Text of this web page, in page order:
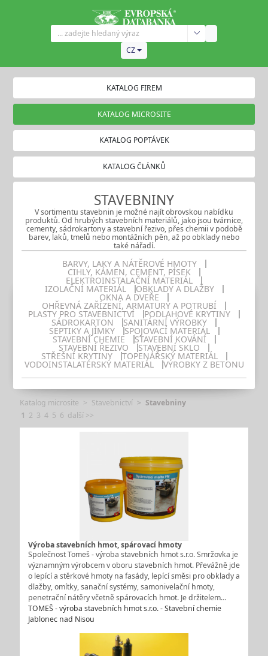
CZ
KATALOG FIREM
KATALOG MICROSITE
KATALOG POPTÁVEK
KATALOG ČLÁNKŮ
STAVEBNINY
V sortimentu stavebnin je možné najít obrovskou nabídku
produktů. Od hrubých stavebních materiálů, jako jsou tvárnice,
cementy, sádrokartony a stavební řezivo, přes chemii v podobě
barev, laků, tmelů nebo montážních pěn, až po obklady nebo
také nářadí.
BARVY, LAKY A NÁTĚROVÉ HMOTY
CIHLY, KÁMEN, CEMENT, PÍSEK
ELEKTROINSTALAČNÍ MATERIÁL
IZOLAČNÍ MATERIÁL OBKLADY A DLAŽBY
OKNA A DVEŘE
OHŘEVNÁ ZAŘÍZENÍ, ARMATURY A POTRUBÍ
PLASTY PRO STAVEBNICTVÍ PODLAHOVÉ KRYTINY
SÁDROKARTON SANITÁRNÍ VÝROBKY
SEPTIKY A JÍMKY SPOJOVACÍ MATERIÁL
STAVEBNÍ CHEMIE STAVEBNÍ KOVÁNÍ
STAVEBNÍ ŘEZIVO STAVEBNÍ SKLO
STŘEŠNÍ KRYTINY TOPENÁŘSKÝ MATERIÁL
VODOINSTALATÉRSKÝ MATERIÁL VÝROBKY Z BETONU
Katalog microsite Stavebnictví
Stavebniny
1 2 3 4 5 6 další >>
Výroba stavebních hmot, spárovací hmoty
Společnost Tomeš - výroba stavebních hmot s.r.o. Smržovka je
významným výrobcem v oboru stavebních hmot. Převážně jde
o lepící a stěrkové hmoty na fasády, lepící směsi pro obklady a
dlažby, omítky, sanační systémy, samonivelační hmoty,
penetrační nátěry včetně spárovacích hmot. Je držitelem…
TOMEŠ - výroba stavebních hmot s.r.o. - Stavební chemie
Jablonec nad Nisou